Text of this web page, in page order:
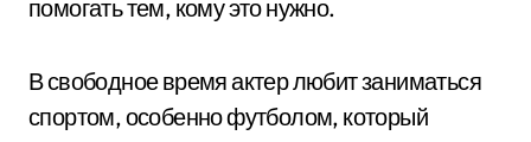
помогать тем, кому это нужно.
В свободное время актер любит заниматься
спортом, особенно футболом, который